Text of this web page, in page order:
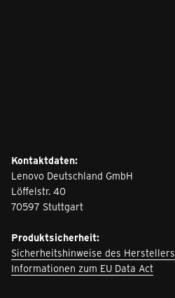
Kontaktdaten:
Lenovo Deutschland GmbH
Löffelstr. 40
70597 Stuttgart
Produktsicherheit:
Sicherheitshinweise des Herstellers
Informationen zum EU Data Act